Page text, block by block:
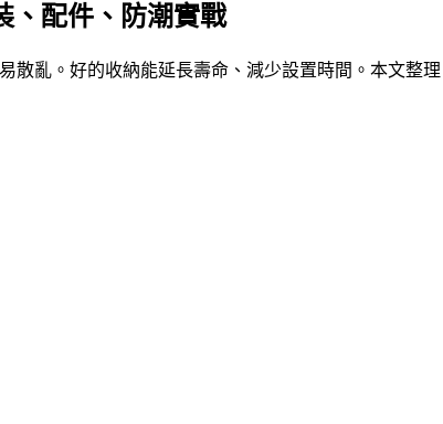
、配件、防潮實戰
散亂。好的收納能延長壽命、減少設置時間。本文整理